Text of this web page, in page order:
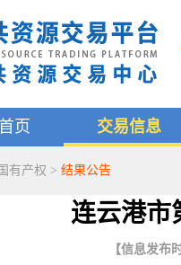
首页 交易信息
国有产权 > 结果公告
连云港市
【信息发布